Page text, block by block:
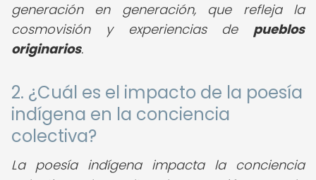
generación en generación, que refleja la
cosmovisión y experiencias de pueblos
originarios.
2. ¿Cuál es el impacto de la poesía
indígena en la conciencia
colectiva?
La poesía indígena impacta la conciencia